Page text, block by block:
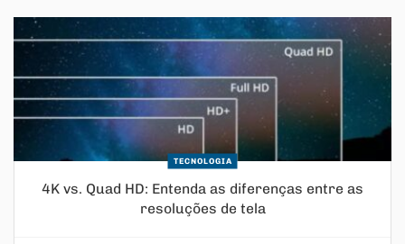
TECNOLOGIA
4K vs. Quad HD: Entenda as diferenças entre as
resoluções de tela